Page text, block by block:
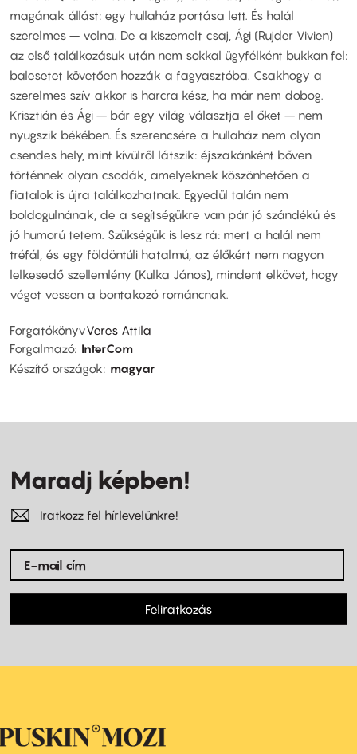
magának állást: egy hullaház portása lett. És halál
szerelmes – volna. De a kiszemelt csaj, Ági (Rujder Vivien)
az első találkozásuk után nem sokkal ügyfélként bukkan fel:
balesetet követően hozzák a fagyasztóba. Csakhogy a
szerelmes szív akkor is harcra kész, ha már nem dobog.
Krisztián és Ági – bár egy világ választja el őket – nem
nyugszik békében. És szerencsére a hullaház nem olyan
csendes hely, mint kívülről látszik: éjszakánként bőven
történnek olyan csodák, amelyeknek köszönhetően a
fiatalok is újra találkozhatnak. Egyedül talán nem
boldogulnának, de a segítségükre van pár jó szándékú és
jó humorú tetem. Szükségük is lesz rá: mert a halál nem
tréfál, és egy földöntúli hatalmú, az élőkért nem nagyon
lelkesedő szellemlény (Kulka János), mindent elkövet, hogy
véget vessen a bontakozó románcnak.
ForgatókönyvVeres Attila
Forgalmazó InterCom
Készítő országok
magyar
Maradj képben!
Iratkozz fel hírlevelünkre!
Feliratkozás